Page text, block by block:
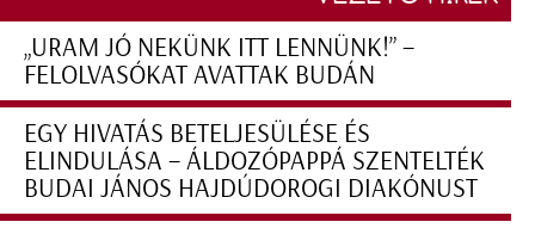
„URAM JÓ NEKÜNK ITT LENNÜNK!” –
FELOLVASÓKAT AVATTAK BUDÁN
EGY HIVATÁS BETELJESÜLÉSE ÉS
ELINDULÁSA – ÁLDOZÓPAPPÁ SZENTELTÉK
BUDAI JÁNOS HAJDÚDOROGI DIAKÓNUST